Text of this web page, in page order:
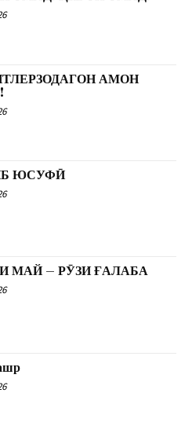
АМОН
ЮСУФӢ
МАЙ – РӮЗИ ҒАЛАБА